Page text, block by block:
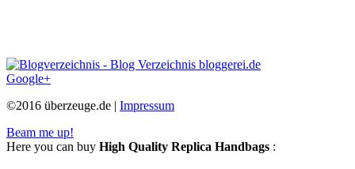
Google+
©2016 überzeuge.de | Impressum
Beam me up!
Here you can buy High Quality Replica Handbags :